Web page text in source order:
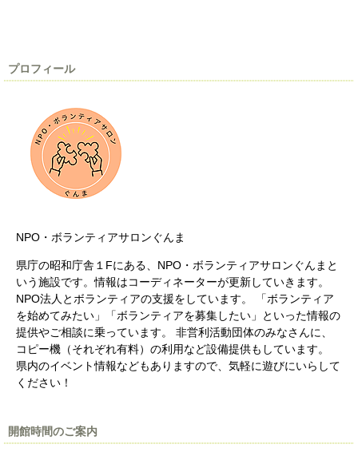
プロフィール
NPO・ボランティアサロンぐんま
県庁の昭和庁舎１Fにある、NPO・ボランティアサロンぐんまと
いう施設です。情報はコーディネーターが更新していきます。
NPO法人とボランティアの支援をしています。 「ボランティア
を始めてみたい」「ボランティアを募集したい」といった情報の
提供やご相談に乗っています。 非営利活動団体のみなさんに、
コピー機（それぞれ有料）の利用など設備提供もしています。
県内のイベント情報などもありますので、気軽に遊びにいらして
ください！
開館時間のご案内